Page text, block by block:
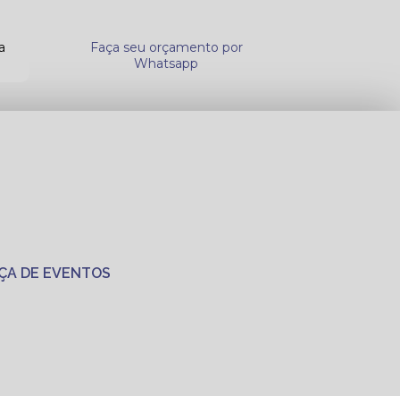
Faça seu orçamento por
Whatsapp
DE EVENTOS